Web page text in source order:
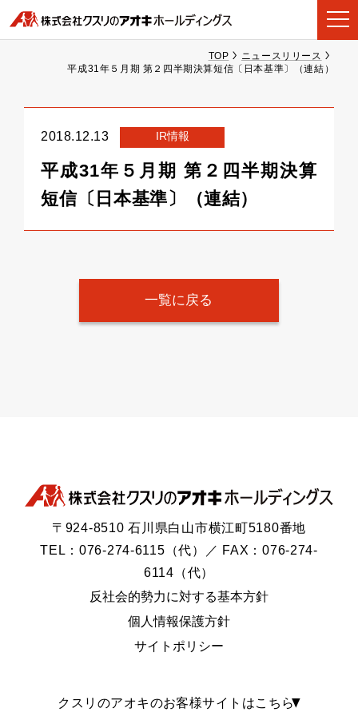
TOP
ニュースリリース
平成31年５月期 第２四半期決算短信〔日本基準〕（連結）
2018.12.13 IR情報
平成31年５月期 第２四半期決算
短信〔日本基準〕（連結）
一覧に戻る
〒924-8510 石川県白山市横江町5180番地
TEL：076-274-6115（代）／ FAX：076-274-
6114（代）
反社会的勢力に対する基本方針
個人情報保護方針
サイトポリシー
クスリのアオキのお客様サイトはこちら